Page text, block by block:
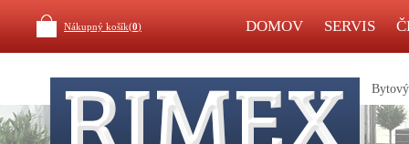
Nákupný košík(0) DOMOV SERVIS
Bytový